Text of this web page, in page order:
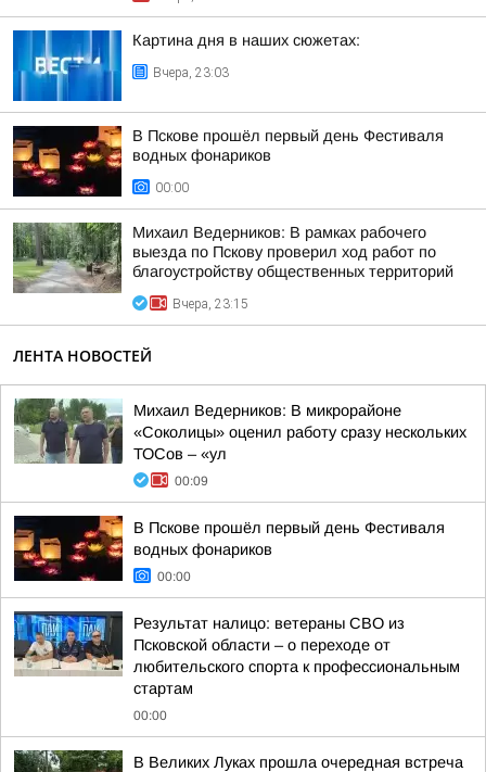
Картина дня в наших сюжетах:
Вчера, 23:03
В Пскове прошёл первый день Фестиваля
водных фонариков
00:00
Михаил Ведерников: В рамках рабочего
выезда по Пскову проверил ход работ по
благоустройству общественных территорий
Вчера, 23:15
ЛЕНТА НОВОСТЕЙ
Михаил Ведерников: В микрорайоне
«Соколицы» оценил работу сразу нескольких
ТОСов – «ул
00:09
В Пскове прошёл первый день Фестиваля
водных фонариков
00:00
Результат налицо: ветераны СВО из
Псковской области – о переходе от
любительского спорта к профессиональным
стартам
00:00
В Великих Луках прошла очередная встреча